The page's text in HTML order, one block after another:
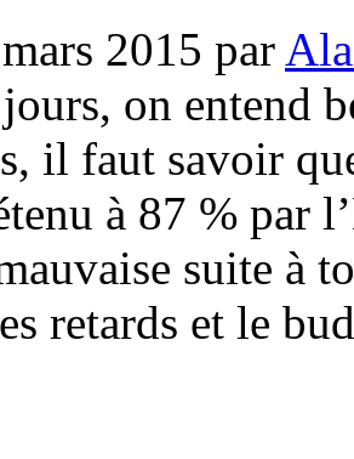
2015 par
on entend
il faut savoir
à 87 % par
suite à
retards et le